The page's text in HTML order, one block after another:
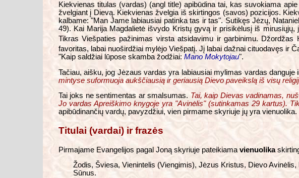
Kiekvienas titulas (vardas) (angl title) apibūdina tai, kas suvokiama
žvelgiant į Dievą. Kiekvienas žvelgia iš skirtingos (savos) pozicijos.
kalbame: "Man Jame labiausiai patinka tas ir tas". Sutikęs Jėzų,
49). Kai Marija Magdalietė išvydo Kristų gyvą ir prisikėlusį iš
Tikras Viešpaties pažinimas virsta atsidavimu ir garbinimu. Džordžas
favoritas, labai nuoširdžiai mylėjo Viešpatį. Jį labai dažnai cituodavęs ir
"Kaip saldžiai lūpose skamba žodžiai: Mano Mokytojau".
Tačiau, aišku, jog Jėzaus vardas yra labiausiai mylimas vardas
mintyse suformuoja aukščiausią ir geriausią Dievo paveikslą iš visų
Tai joks ne sentimentas ar smalsumas. Tai, kaip Dievas vadinamas,
Jo vardas Apreiškimo knygoje yra "Avinėlis" (sutinkamas 29 kartus).
apibūdinančių vardų, pavyzdžiui, vien pirmame skyriuje jų yra vienuolika.
Titulai (vardai) ir frazės
Pirmajame Evangelijos pagal Joną skyriuje pateikiama vienuolika
Žodis, Šviesa, Vienintelis (Viengimis), Jėzus Kristus, Dievo
Sūnus.